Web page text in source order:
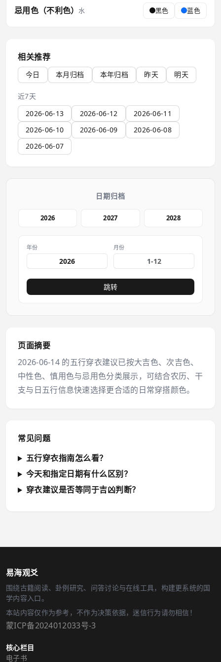
忌用色（不利色） 水 黑色 蓝色
相关推荐
今日 本月归档 本年归档 昨天 明天
近7天
2026-06-13
2026-06-12
2026-06-11
2026-06-10
2026-06-09
2026-06-08
2026-06-07
日期归档
2026 2027 2028
年份 月份
跳转
页面摘要
2026-06-14 的五行穿衣建议已按大吉色、次吉色、
中性色、慎用色与忌用色分类展示，可结合农历、干
支与日五行信息快速选择更合适的日常穿搭颜色。
常见问题
五行穿衣指南怎么看？
今天和指定日期有什么区别？
穿衣建议是否等同于吉凶判断？
易海观爻
围绕古籍阅读、卦例研究、问答讨论与在线工具，构建更系统的国
学内容入口。
本站内容仅作为参考，不作为决策依据，迷信行为请勿相信！
蒙ICP备2024012033号-3
核心栏目
电子书